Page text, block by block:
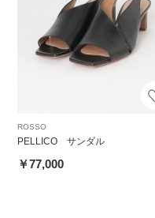
ROSSO
PELLICO サンダル
￥77,000